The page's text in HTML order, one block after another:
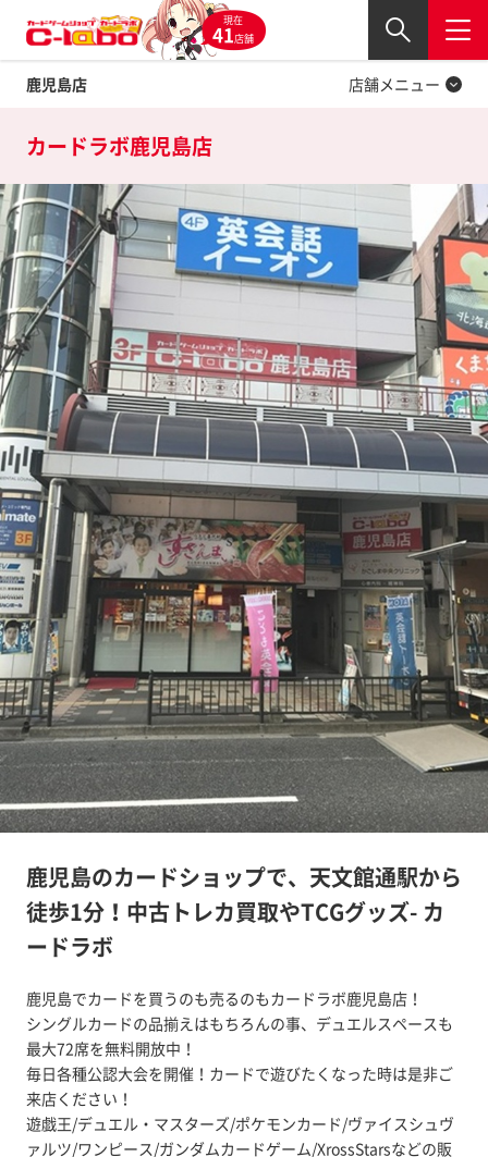
現在
41店舗
鹿児島店
閉じる
店舗メニュー
Twitter
カードラボ鹿児島店
鹿児島のカードショップで、天文館通駅から
徒歩1分！中古トレカ買取やTCGグッズ- カ
ードラボ
鹿児島でカードを買うのも売るのもカードラボ鹿児島店！
シングルカードの品揃えはもちろんの事、デュエルスペースも
最大72席を無料開放中！
毎日各種公認大会を開催！カードで遊びたくなった時は是非ご
来店ください！
遊戯王/デュエル・マスターズ/ポケモンカード/ヴァイスシュヴ
ァルツ/ワンピース/ガンダムカードゲーム/XrossStarsなどの販